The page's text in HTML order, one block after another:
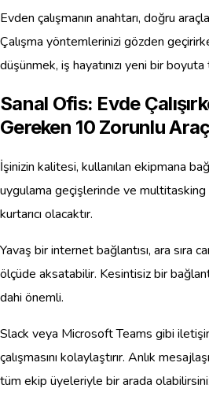
Evden çalışmanın anahtarı, doğru
Çalışma yöntemlerinizi gözden
düşünmek, iş hayatınızı yeni bir boyuta
Sanal Ofis: Evde
Gereken 10 Zorunlu Araç
İşinizin kalitesi, kullanılan ekipmana
uygulama geçişlerinde ve
kurtarıcı olacaktır.
Yavaş bir internet bağlantısı, ara sıra
ölçüde aksatabilir. Kesintisiz bir
dahi önemli.
Slack veya Microsoft Teams gibi
çalışmasını kolaylaştırır. Anlık
tüm ekip üyeleriyle bir arada